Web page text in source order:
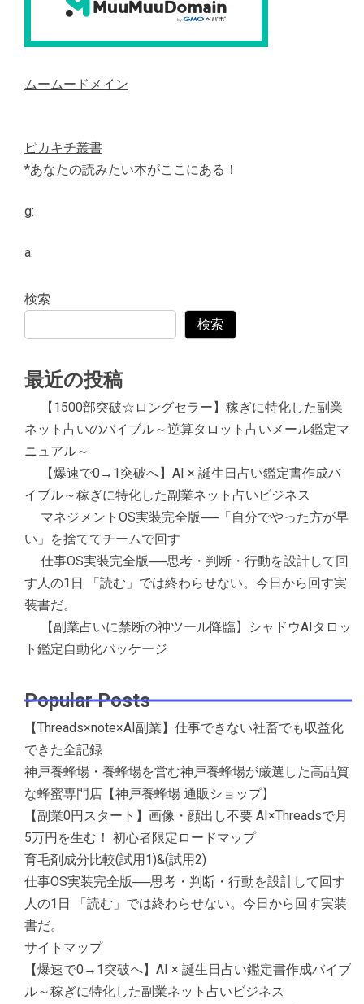
ムームードメイン
ピカキチ叢書
*あなたの読みたい本がここにある！
g:
a:
検索
検索
最近の投稿
【1500部突破☆ロングセラー】稼ぎに特化した副業
ネット占いのバイブル～逆算タロット占いメール鑑定マ
ニュアル～
【爆速で0→1突破へ】AI × 誕生日占い鑑定書作成バ
イブル～稼ぎに特化した副業ネット占いビジネス
マネジメントOS実装完全版──「自分でやった方が早
い」を捨ててチームで回す
仕事OS実装完全版──思考・判断・行動を設計して回
す人の1日 「読む」では終わらせない。今日から回す実
装書だ。
【副業占いに禁断の神ツール降臨】シャドウAIタロッ
ト鑑定自動化パッケージ
Popular Posts
【Threads×note×AI副業】仕事できない社畜でも収益化
できた全記録
神戸養蜂場・養蜂場を営む神戸養蜂場が厳選した高品質
な蜂蜜専門店【神戸養蜂場 通販ショップ】
【副業0円スタート】画像・顔出し不要 AI×Threadsで月
5万円を生む！ 初心者限定ロードマップ
育毛剤成分比較(試用1)&(試用2)
仕事OS実装完全版──思考・判断・行動を設計して回す
人の1日 「読む」では終わらせない。今日から回す実装
書だ。
サイトマップ
【爆速で0→1突破へ】AI × 誕生日占い鑑定書作成バイブ
ル～稼ぎに特化した副業ネット占いビジネス